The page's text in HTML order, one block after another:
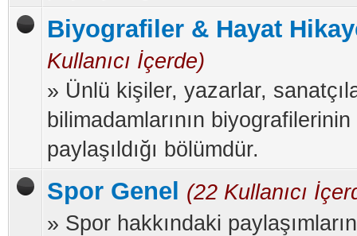
Biyografiler & Hayat
Kullanıcı İçerde)
» Ünlü kişiler, yazarlar,
bilimadamlarının biyografilerinin
paylaşıldığı bölümdür.
Spor Genel
(22 Kullanıcı
» Spor hakkındaki